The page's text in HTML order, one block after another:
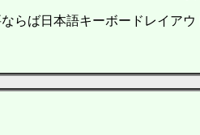
らば日本語キーボードレイアウ